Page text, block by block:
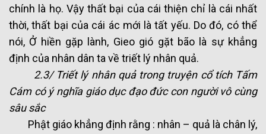
chính là họ. Vậy thất bại của cái thiện chỉ là cái nhất
thời, thất bại của cái ác mới là tất yếu. Do đó, có thể
nói, Ở hiền gặp lành, Gieo gió gặt bão là sự khẳng
định của nhân dân ta về triết lý nhân quả.
2.3/ Triết lý nhân quả trong truyện cổ tích Tấm
Cám có ý nghĩa giáo dục đạo đức con người vô cùng
sâu sắc
Phật giáo khẳng định rằng : nhân – quả là chân lý,